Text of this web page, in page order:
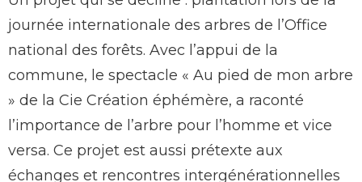
journée internationale des arbres de l’Office
national des forêts. Avec l’appui de la
commune, le spectacle « Au pied de mon arbre
» de la Cie Création éphémère, a raconté
l’importance de l’arbre pour l’homme et vice
versa. Ce projet est aussi prétexte aux
échanges et rencontres intergénérationnelles